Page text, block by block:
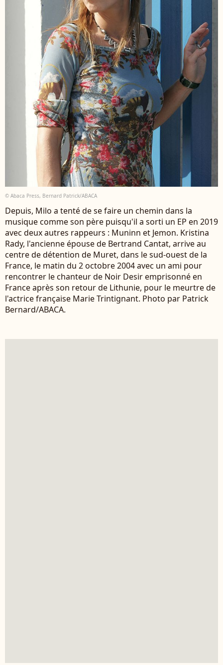
© Abaca Press, Bernard Patrick/ABACA
Depuis, Milo a tenté de se faire un chemin dans la
musique comme son père puisqu'il a sorti un EP en 2019
avec deux autres rappeurs : Muninn et Jemon. Kristina
Rady, l'ancienne épouse de Bertrand Cantat, arrive au
centre de détention de Muret, dans le sud-ouest de la
France, le matin du 2 octobre 2004 avec un ami pour
rencontrer le chanteur de Noir Desir emprisonné en
France après son retour de Lithunie, pour le meurtre de
l'actrice française Marie Trintignant. Photo par Patrick
Bernard/ABACA.